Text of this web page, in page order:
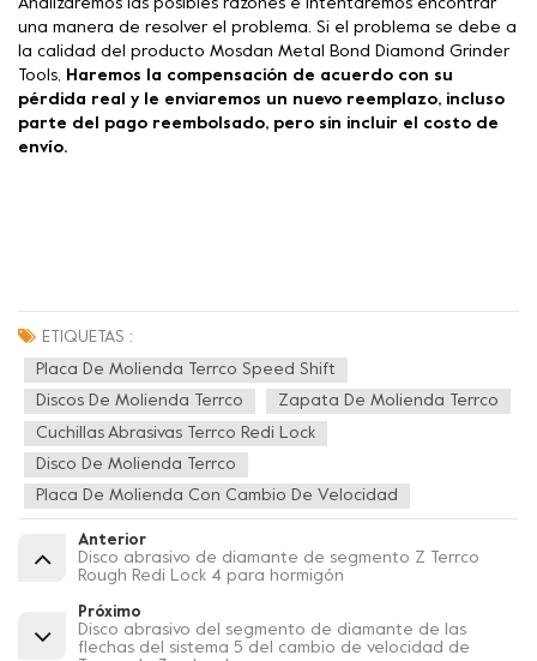
Analizaremos las posibles razones e intentaremos encontrar
una manera de resolver el problema. Si el problema se debe a
la calidad del producto Mosdan Metal Bond Diamond Grinder
Tools, Haremos la compensación de acuerdo con su
pérdida real y le enviaremos un nuevo reemplazo, incluso
parte del pago reembolsado, pero sin incluir el costo de
envío.
ETIQUETAS :
Placa De Molienda Terrco Speed Shift
Discos De Molienda Terrco
Zapata De Molienda Terrco
Cuchillas Abrasivas Terrco Redi Lock
Disco De Molienda Terrco
Placa De Molienda Con Cambio De Velocidad
Anterior
Disco abrasivo de diamante de segmento Z Terrco
Rough Redi Lock 4 para hormigón
Próximo
Disco abrasivo del segmento de diamante de las
flechas del sistema 5 del cambio de velocidad de